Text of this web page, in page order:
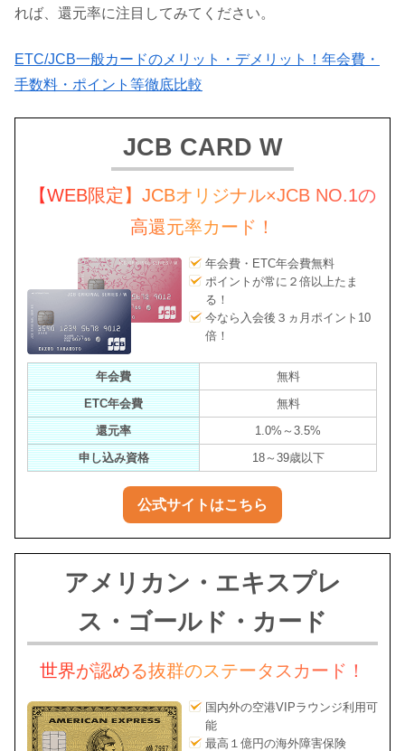
れば、還元率に注目してみてください。
ETC/JCB一般カードのメリット・デメリット！年会費・
手数料・ポイント等徹底比較
JCB CARD W
【WEB限定】JCBオリジナル×JCB NO.1の
高還元率カード！
年会費・ETC年会費無料
ポイントが常に２倍以上たま
る！
今なら入会後３ヵ月ポイント10
倍！
年会費
無料
ETC年会費
無料
還元率
1.0%～3.5%
申し込み資格
18～39歳以下
公式サイトはこちら
アメリカン・エキスプレ
ス・ゴールド・カード
世界が認める抜群のステータスカード！
国内外の空港VIPラウンジ利用可
能
最高１億円の海外障害保険